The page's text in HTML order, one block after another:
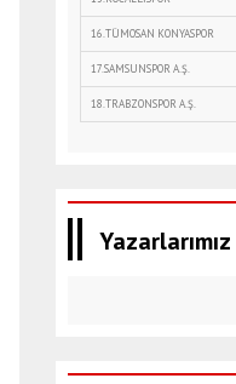
16.TÜMOSAN KONYASPOR
17.SAMSUNSPOR A.Ş.
18.TRABZONSPOR A.Ş.
Yazarlarımız